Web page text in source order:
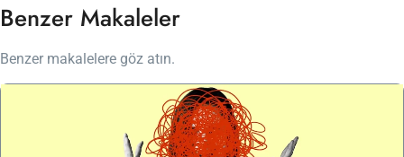
Benzer Makaleler
Benzer makalelere göz atın.